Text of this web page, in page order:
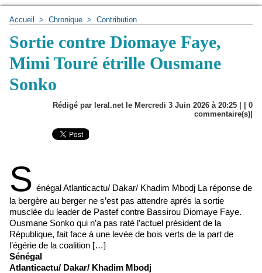
Accueil > Chronique > Contribution
Sortie contre Diomaye Faye,
Mimi Touré étrille Ousmane
Sonko
Rédigé par leral.net le Mercredi 3 Juin 2026 à 20:25 | | 0
commentaire(s)|
S énégal Atlanticactu/ Dakar/ Khadim Mbodj La réponse de
la bergère au berger ne s’est pas attendre aprés la sortie
musclée du leader de Pastef contre Bassirou Diomaye Faye.
Ousmane Sonko qui n’a pas raté l’actuel président de la
République, fait face à une levée de bois verts de la part de
l’égérie de la coalition […]
Sénégal
Atlanticactu/ Dakar/ Khadim Mbodj